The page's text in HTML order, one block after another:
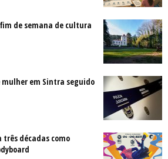
de semana de cultura
em Sintra seguido
três décadas como